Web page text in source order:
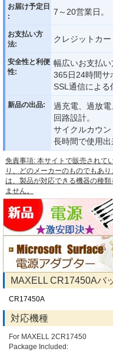
お届け予定日
:
7～20営業日。
お支払い方
法:
クレジットカー
安全性と利便
性:
幅広いお支払
365日24時間サ
SSL通信による
新品の出品:
過充電、過放
回路設計。
サイクルカウン
長時間で使用出
免責事項: 本サイトで販売されて
り、どのメーカーのものでもあ
は、製品が対応できる機器の種
ません。
MAXELL CR17450Aバ
CR17450A
対応機種
For MAXELL 2CR17450
Package Included: